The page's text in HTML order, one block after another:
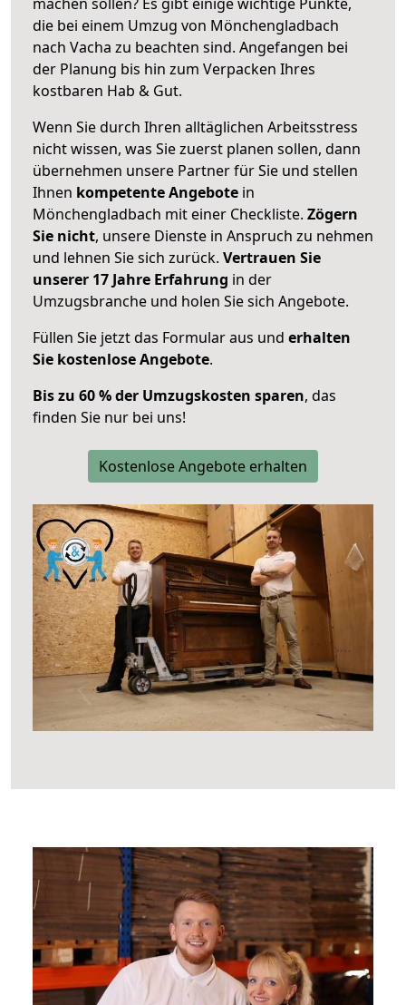
die bei einem Umzug von Mönchengladbach
nach Vacha zu beachten sind. Angefangen bei
der Planung bis hin zum Verpacken Ihres
kostbaren Hab & Gut.
Wenn Sie durch Ihren alltäglichen Arbeitsstress
nicht wissen, was Sie zuerst planen sollen, dann
übernehmen unsere Partner für Sie und stellen
Ihnen kompetente Angebote in
Mönchengladbach mit einer Checkliste. Zögern
Sie nicht, unsere Dienste in Anspruch zu nehmen
und lehnen Sie sich zurück. Vertrauen Sie
unserer 17 Jahre Erfahrung in der
Umzugsbranche und holen Sie sich Angebote.
Füllen Sie jetzt das Formular aus und erhalten
Sie kostenlose Angebote.
Bis zu 60 % der Umzugskosten sparen, das
finden Sie nur bei uns!
Kostenlose Angebote erhalten